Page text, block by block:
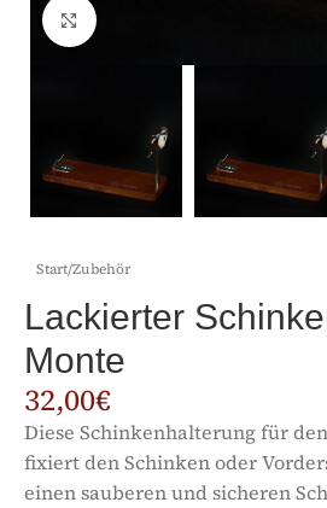
Click to enlarge
Start/Zubehör
Lackierter
Monte
32,00€
Diese Schinkenhalterung für
fixiert den Schinken oder
einen sauberen und sicheren